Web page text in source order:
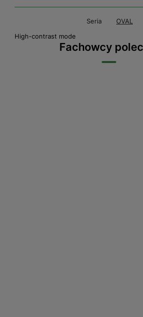
Seria
OVAL
High-contrast mode
Fachowcy